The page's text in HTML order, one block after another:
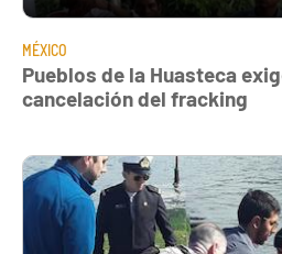
MÉXICO
Pueblos de la Huasteca
cancelación del fracking